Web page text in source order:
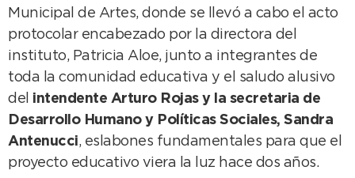
Municipal de Artes, donde se llevó a cabo el acto
protocolar encabezado por la directora del
instituto, Patricia Aloe, junto a integrantes de
toda la comunidad educativa y el saludo alusivo
del intendente Arturo Rojas y la secretaria de
Desarrollo Humano y Políticas Sociales, Sandra
Antenucci, eslabones fundamentales para que el
proyecto educativo viera la luz hace dos años.